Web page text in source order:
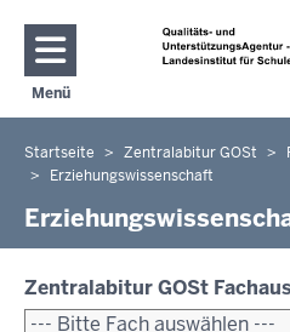
Direkt
Menü
Navigation aktivieren/deaktivieren:
Sie
befinden
sich
hier
Startseite Zentralabitur GOSt
Erziehungswissenschaft
Zentralabitur GOSt